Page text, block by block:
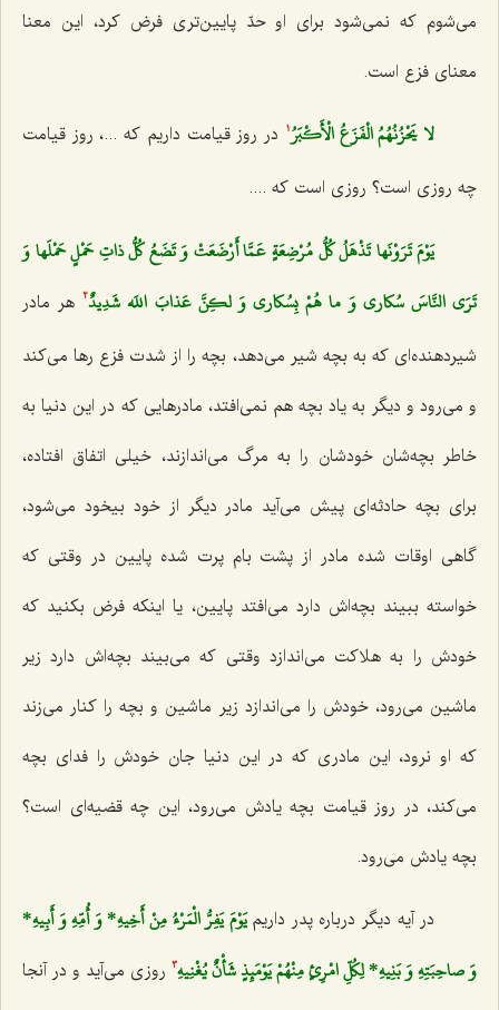
می‌شوم كه نمی‌شود برای او حدّ پایین‌تری فرض كرد، این معنا
معنای فزع است.
لا يَحْزُنُهُمُ الْفَزَعُ الْأَكْبَرُ1
در روز قیامت داریم كه ...، روز قیامت
چه روزی است؟ روزی است كه ....
يَوْمَ تَرَوْنَها تَذْهَلُ كُلُّ مُرْضِعَةٍ عَمَّا أَرْضَعَتْ وَ تَضَعُ كُلُّ ذاتِ حَمْلٍ حَمْلَها وَ
تَرَى النَّاسَ سُكارى‌ وَ ما هُمْ بِسُكارى‌ وَ لكِنَّ عَذابَ اللَه شَدِيدٌ2
هر مادر
شیردهنده‌ای كه به بچه شیر می‌دهد، بچه را از شدت فزع رها می‌كند
و می‌رود و دیگر به یاد بچه هم نمی‌افتد، مادرهایی كه در این دنیا به
خاطر بچه‌شان خودشان را به مرگ می‌اندازند، خیلی اتفاق افتاده،
برای بچه حادثه‌ای پیش می‌آید مادر دیگر از خود بیخود می‌شود،
گاهی اوقات شده مادر از پشت بام پرت شده پایین در وقتی كه
خواسته ببیند بچه‌اش دارد می‌افتد پایین، یا اینكه فرض بكنید كه
خودش را به هلاكت می‌اندازد وقتی كه می‌بیند بچه‌اش دارد زیر
ماشین می‌رود، خودش را می‌اندازد زیر ماشین و بچه را كنار می‌زند
كه او نرود، این مادری كه در این دنیا جان خودش را فدای بچه
می‌كند، در روز قیامت بچه یادش می‌رود، این چه قضیه‌ای است؟
بچه یادش می‌رود.
در آیه دیگر درباره پدر داریم‌يَوْمَ يَفِرُّ الْمَرْءُ مِنْ أَخِيهِ* وَ أُمِّهِ وَ أَبِيهِ*
وَ صاحِبَتِهِ وَ بَنِيهِ* لِكُلِّ امْرِئٍ مِنْهُمْ يَوْمَئِذٍ شَأْنٌ يُغْنِيهِ‌3
روزی می‌آید و در آنجا